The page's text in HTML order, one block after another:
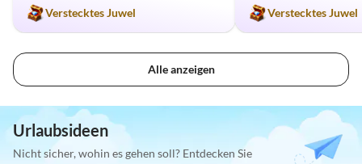
Verstecktes Juwel Verstecktes Juwel
Alle anzeigen
Urlaubsideen
Nicht sicher, wohin es gehen soll? Entdecken Sie